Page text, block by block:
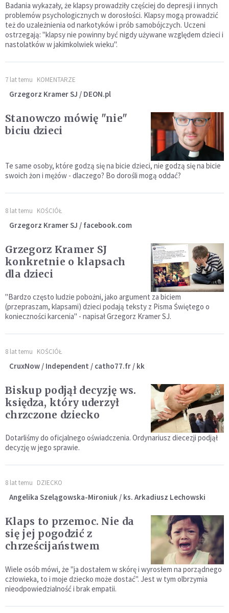
Badania wykazały, że klapsy prowadziły częściej do depresji i innych
problemów psychologicznych w dorosłości. Klapsy mogą prowadzić
też do uzależnienia od narkotyków i prób samobójczych. Uczeni
ostrzegają: "klapsy nie powinny być nigdy używane względem dzieci i
nastolatków w jakimkolwiek wieku".
7 lat temu KOMENTARZE
Grzegorz Kramer SJ / DEON.pl
Stanowczo mówię "nie"
biciu dzieci
Te same osoby, które godzą się na bicie dzieci, nie godzą się na bicie
swoich żon i mężów - dlaczego? Bo dorośli mogą oddać?
8 lat temu KOŚCIÓŁ
Grzegorz Kramer SJ / facebook.com
Grzegorz Kramer SJ
konkretnie o klapsach
dla dzieci
"Bardzo często ludzie pobożni, jako argument za biciem
(przepraszam, klapsami) dzieci podają teksty z Pisma Świętego o
konieczności karcenia" - napisał Grzegorz Kramer SJ.
8 lat temu KOŚCIÓŁ
CruxNow / Independent / catho77.fr / kk
Biskup podjął decyzję ws.
księdza, który uderzył
chrzczone dziecko
Dotarliśmy do oficjalnego oświadczenia. Ordynariusz diecezji podjął
decyzję w jego sprawie.
8 lat temu DZIECKO
Angelika Szelągowska-Mironiuk / ks. Arkadiusz Lechowski
Klaps to przemoc. Nie da
się jej pogodzić z
chrześcijaństwem
Wiele osób mówi, że "ja dostałem w skórę i wyrosłem na porządnego
człowieka, to i moje dziecko może dostać". Jest w tym olbrzymia
nieodpowiedzialność i brak empatii.